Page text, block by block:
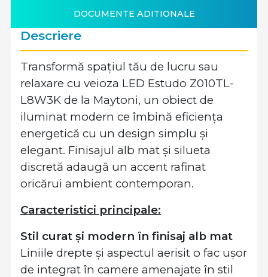
DOCUMENTE ADITIONALE
Descriere
Transformă spațiul tău de lucru sau
relaxare cu veioza LED Estudo Z010TL-
L8W3K de la Maytoni, un obiect de
iluminat modern ce îmbină eficiența
energetică cu un design simplu și
elegant. Finisajul alb mat și silueta
discretă adaugă un accent rafinat
oricărui ambient contemporan.
Caracteristici principale:
Stil curat și modern în finisaj alb mat
Liniile drepte și aspectul aerisit o fac ușor
de integrat în camere amenajate în stil